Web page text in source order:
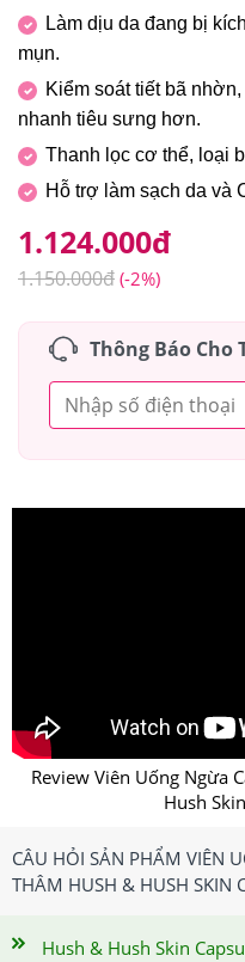
Làm dịu da đang bị
mụn.
Kiểm soát tiết bã
nhanh tiêu sưng hơn.
Thanh lọc cơ thể, loại
Hỗ trợ làm sạch da và
1.124.000đ
1.150.000đ (-2%)
Thông Báo Cho
Review Viên Uống Ngừa
Hush
CÂU HỎI SẢN PHẨM VIÊN
THÂM HUSH & HUSH SKIN
Hush & Hush Skin